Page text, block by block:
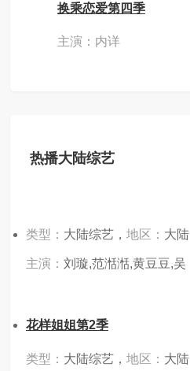
换乘恋爱第四季
主演：内详
热播大陆综艺
类型： 大陆综艺， 地区： 大陆
主演： 刘璇,范湉湉,黄豆豆,吴
花样姐姐第2季
类型： 大陆综艺， 地区： 大陆